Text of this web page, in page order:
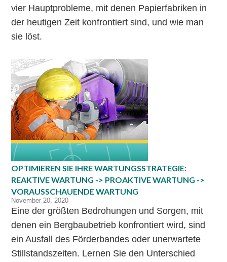
vier Hauptprobleme, mit denen Papierfabriken in
der heutigen Zeit konfrontiert sind, und wie man
sie löst.
OPTIMIEREN SIE IHRE WARTUNGSSTRATEGIE:
REAKTIVE WARTUNG -> PROAKTIVE WARTUNG ->
VORAUSSCHAUENDE WARTUNG
November 20, 2020
Eine der größten Bedrohungen und Sorgen, mit
denen ein Bergbaubetrieb konfrontiert wird, sind
ein Ausfall des Förderbandes oder unerwartete
Stillstandszeiten. Lernen Sie den Unterschied